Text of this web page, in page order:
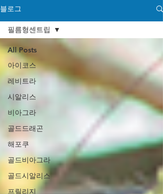
블로그
All Posts
아이코스
레비트라
시알리스
비아그라
골드드래곤
해포쿠
골드비아그라
골드시알리스
프릴리지
필름형센트립